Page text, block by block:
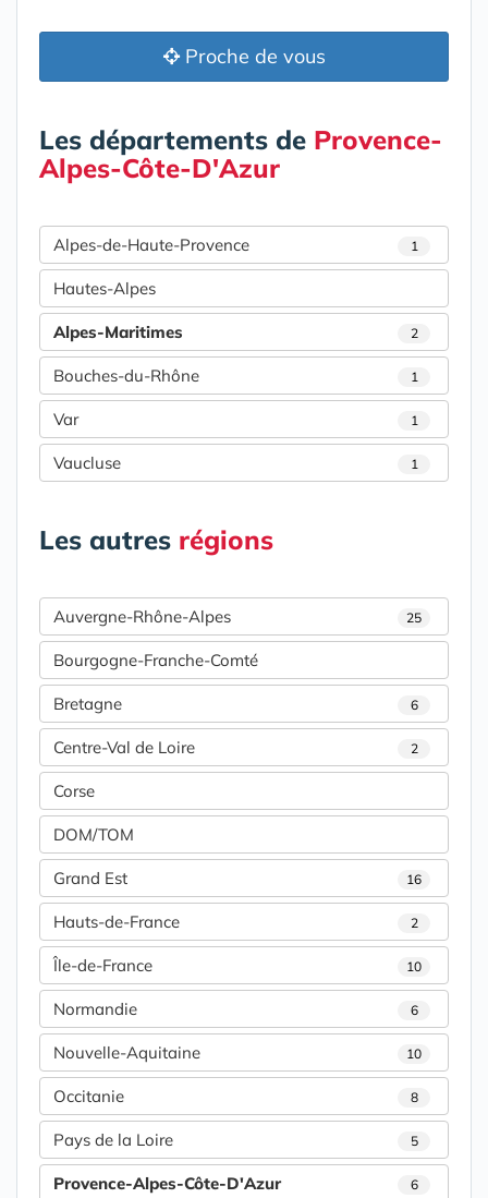
Proche de vous
Les départements de Provence-
Alpes-Côte-D'Azur
Alpes-de-Haute-Provence 1
Hautes-Alpes
Alpes-Maritimes 2
Bouches-du-Rhône 1
Var 1
Vaucluse 1
Les autres régions
Auvergne-Rhône-Alpes 25
Bourgogne-Franche-Comté
Bretagne 6
Centre-Val de Loire 2
Corse
DOM/TOM
Grand Est 16
Hauts-de-France 2
Île-de-France 10
Normandie 6
Nouvelle-Aquitaine 10
Occitanie 8
Pays de la Loire 5
Provence-Alpes-Côte-D'Azur 6